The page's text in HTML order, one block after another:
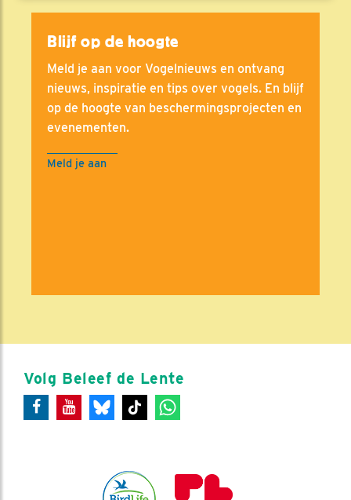
Blijf op de hoogte
Meld je aan voor Vogelnieuws en ontvang
nieuws, inspiratie en tips over vogels. En blijf
op de hoogte van beschermingsprojecten en
evenementen.
Meld je aan
Volg Beleef de Lente